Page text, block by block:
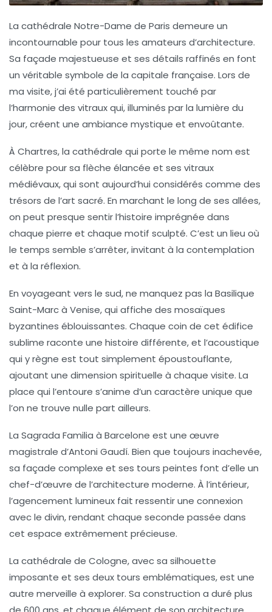
La cathédrale Notre-Dame de Paris demeure un
incontournable pour tous les amateurs d’architecture.
Sa façade majestueuse et ses détails raffinés en font
un véritable symbole de la capitale française. Lors de
ma visite, j’ai été particulièrement touché par
l’harmonie des vitraux qui, illuminés par la lumière du
jour, créent une ambiance mystique et envoûtante.
À Chartres, la cathédrale qui porte le même nom est
célèbre pour sa flèche élancée et ses vitraux
médiévaux, qui sont aujourd’hui considérés comme des
trésors de l’art sacré. En marchant le long de ses allées,
on peut presque sentir l’histoire imprégnée dans
chaque pierre et chaque motif sculpté. C’est un lieu où
le temps semble s’arrêter, invitant à la contemplation
et à la réflexion.
En voyageant vers le sud, ne manquez pas la Basilique
Saint-Marcà Venise, qui affiche des mosaïques
byzantines éblouissantes. Chaque coin de cet édifice
sublime raconte une histoire différente, et l’acoustique
qui y règne est tout simplement époustouflante,
ajoutant une dimension spirituelle à chaque visite. La
place qui l’entoure s’anime d’un caractère unique que
l’on ne trouve nulle part ailleurs.
La Sagrada Familia à Barcelone est une œuvre
magistrale d’Antoni Gaudí. Bien que toujours inachevée,
sa façade complexe et ses tours peintes font d’elle un
chef-d’œuvre de l’architecture moderne. À l’intérieur,
l’agencement lumineux fait ressentir une connexion
avec le divin, rendant chaque seconde passée dans
cet espace extrêmement précieuse.
La cathédrale de Cologne, avec sa silhouette
imposante et ses deux tours emblématiques, est une
autre merveille à explorer. Sa construction a duré plus